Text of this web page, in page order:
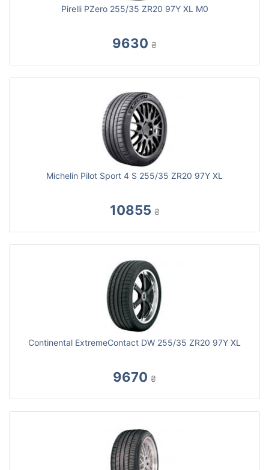
Pirelli PZero 255/35 ZR20 97Y XL M0
9630 ₴
Michelin Pilot Sport 4 S 255/35 ZR20 97Y XL
10855 ₴
Continental ExtremeContact DW 255/35 ZR20 97Y XL
9670 ₴